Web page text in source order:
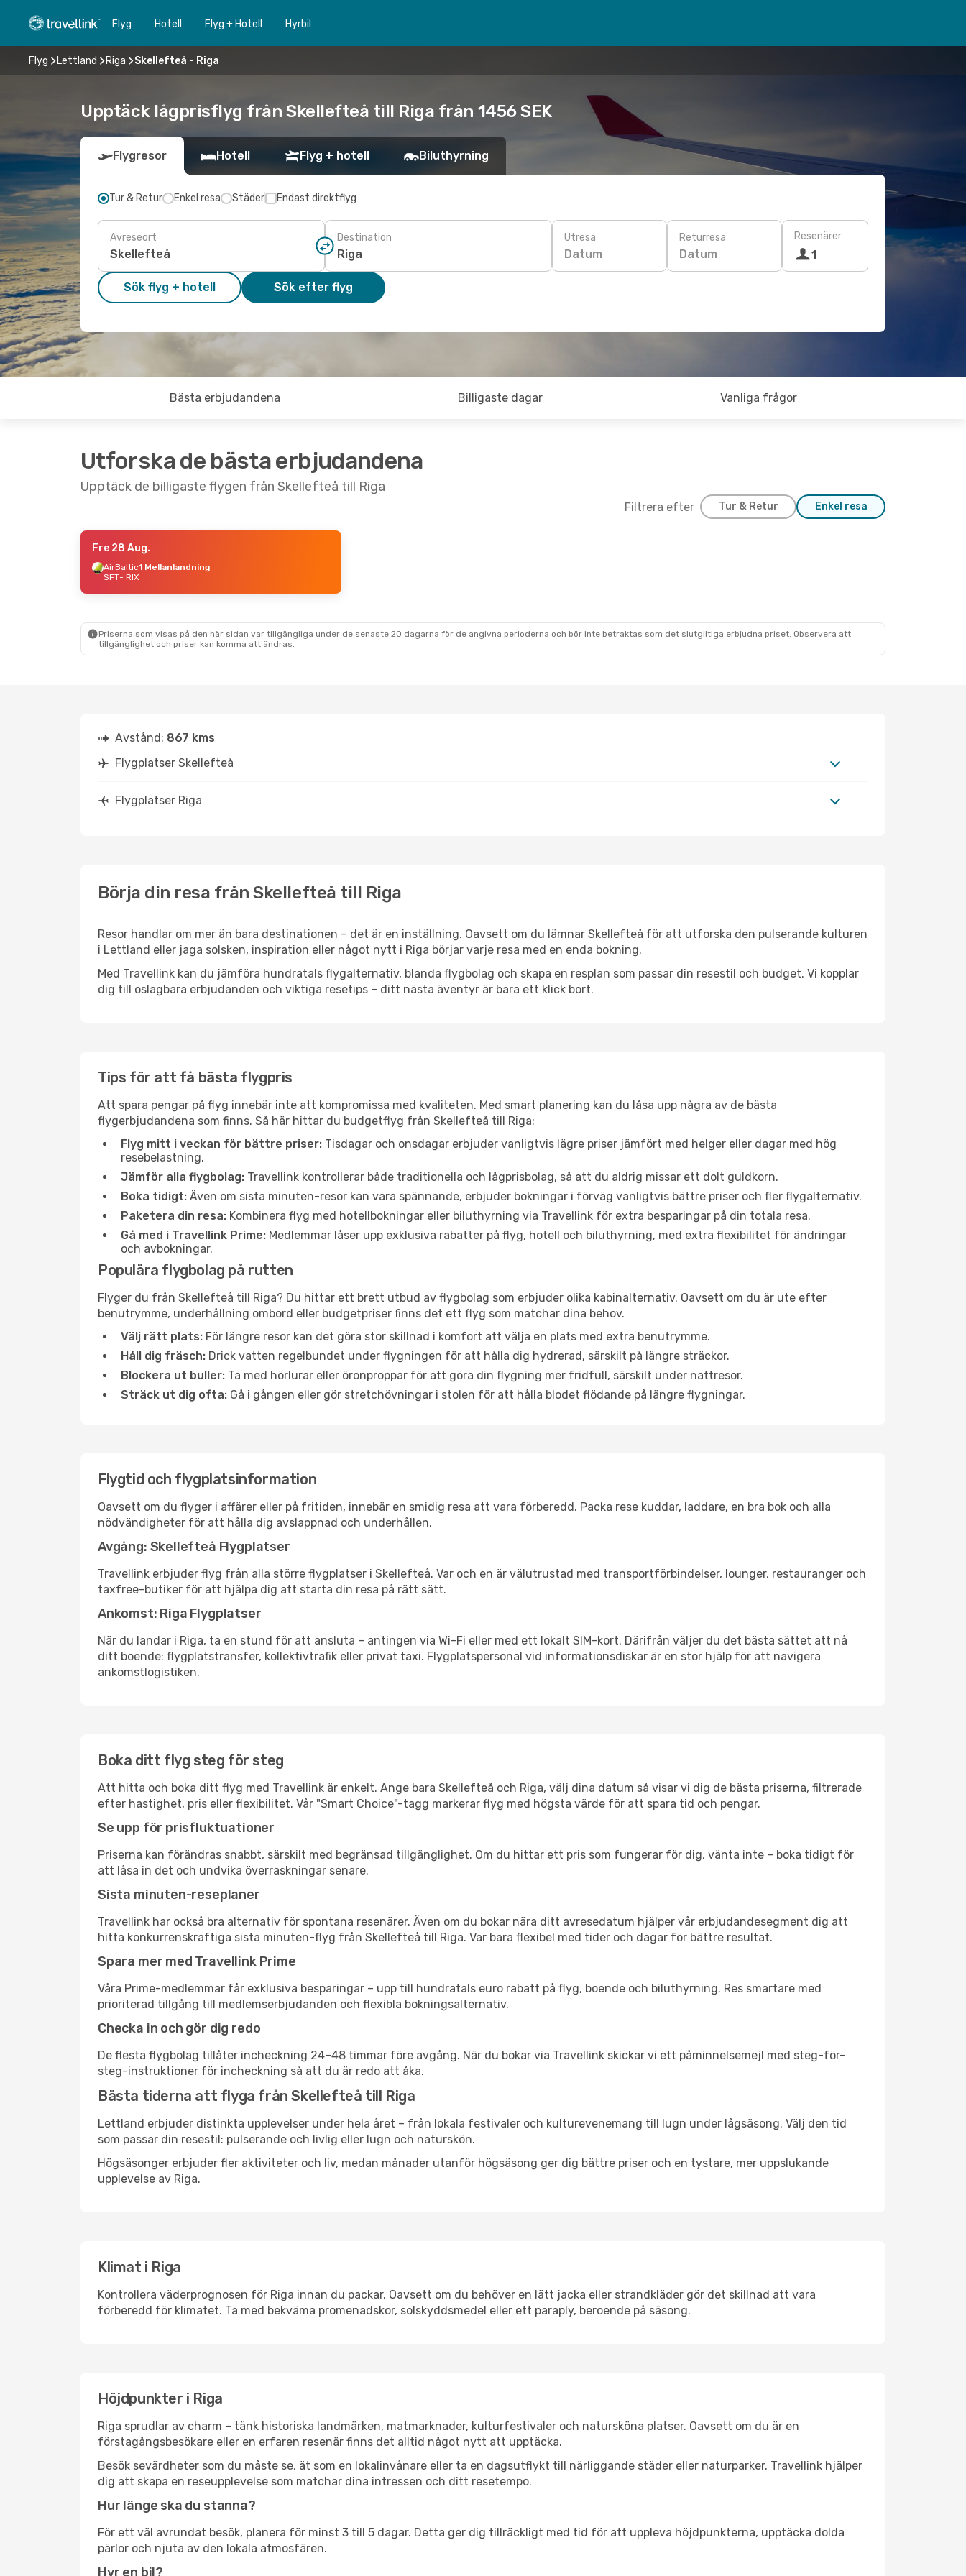
Flyg Hotell Flyg + Hotell Hyrbil
Flyg Lettland Riga Skellefteå - Riga
Upptäck lågprisflyg från Skellefteå till Riga från 1456 SEK
Flygresor Hotell Flyg + hotell Biluthyrning
Tur & Retur Enkel resa Städer Endast direktflyg
Avreseort Destination Utresa
Datum
Returresa
Datum
Resenärer
1
Sök flyg + hotell Sök efter flyg
Bästa erbjudandena Billigaste dagar Vanliga frågor
Utforska de bästa erbjudandena
Upptäck de billigaste flygen från Skellefteå till Riga
Filtrera efter Tur & Retur Enkel resa
- Fre 18 Sep.
Scandinavian Airlines
2 Mellanlandningar
Fre 28 Aug.
AirBaltic1 Mellanlandning
SFT- RIX
Priserna som visas på den här sidan var tillgängliga under de senaste 20 dagarna för de angivna perioderna och bör inte betraktas som det slutgiltiga erbjudna priset. Observera att
tillgänglighet och priser kan komma att ändras.
Avstånd: 867 kms
Flygplatser Skellefteå
Flygplatser Riga
Börja din resa från Skellefteå till Riga
Resor handlar om mer än bara destinationen – det är en inställning. Oavsett om du lämnar Skellefteå för att utforska den pulserande kulturen
i Lettland eller jaga solsken, inspiration eller något nytt i Riga börjar varje resa med en enda bokning.
Med Travellink kan du jämföra hundratals flygalternativ, blanda flygbolag och skapa en resplan som passar din resestil och budget. Vi kopplar
dig till oslagbara erbjudanden och viktiga resetips – ditt nästa äventyr är bara ett klick bort.
Tips för att få bästa flygpris
Att spara pengar på flyg innebär inte att kompromissa med kvaliteten. Med smart planering kan du låsa upp några av de bästa
flygerbjudandena som finns. Så här hittar du budgetflyg från Skellefteå till Riga:
Flyg mitt i veckan för bättre priser: Tisdagar och onsdagar erbjuder vanligtvis lägre priser jämfört med helger eller dagar med hög
resebelastning.
Jämför alla flygbolag: Travellink kontrollerar både traditionella och lågprisbolag, så att du aldrig missar ett dolt guldkorn.
Boka tidigt: Även om sista minuten-resor kan vara spännande, erbjuder bokningar i förväg vanligtvis bättre priser och fler flygalternativ.
Paketera din resa: Kombinera flyg med hotellbokningar eller biluthyrning via Travellink för extra besparingar på din totala resa.
Gå med i Travellink Prime: Medlemmar låser upp exklusiva rabatter på flyg, hotell och biluthyrning, med extra flexibilitet för ändringar
och avbokningar.
Populära flygbolag på rutten
Flyger du från Skellefteå till Riga? Du hittar ett brett utbud av flygbolag som erbjuder olika kabinalternativ. Oavsett om du är ute efter
benutrymme, underhållning ombord eller budgetpriser finns det ett flyg som matchar dina behov.
Välj rätt plats: För längre resor kan det göra stor skillnad i komfort att välja en plats med extra benutrymme.
Håll dig fräsch: Drick vatten regelbundet under flygningen för att hålla dig hydrerad, särskilt på längre sträckor.
Blockera ut buller: Ta med hörlurar eller öronproppar för att göra din flygning mer fridfull, särskilt under nattresor.
Sträck ut dig ofta: Gå i gången eller gör stretchövningar i stolen för att hålla blodet flödande på längre flygningar.
Flygtid och flygplatsinformation
Oavsett om du flyger i affärer eller på fritiden, innebär en smidig resa att vara förberedd. Packa rese kuddar, laddare, en bra bok och alla
nödvändigheter för att hålla dig avslappnad och underhållen.
Avgång: Skellefteå Flygplatser
Travellink erbjuder flyg från alla större flygplatser i Skellefteå. Var och en är välutrustad med transportförbindelser, lounger, restauranger och
taxfree-butiker för att hjälpa dig att starta din resa på rätt sätt.
Ankomst: Riga Flygplatser
När du landar i Riga, ta en stund för att ansluta – antingen via Wi-Fi eller med ett lokalt SIM-kort. Därifrån väljer du det bästa sättet att nå
ditt boende: flygplatstransfer, kollektivtrafik eller privat taxi. Flygplatspersonal vid informationsdiskar är en stor hjälp för att navigera
ankomstlogistiken.
Boka ditt flyg steg för steg
Att hitta och boka ditt flyg med Travellink är enkelt. Ange bara Skellefteå och Riga, välj dina datum så visar vi dig de bästa priserna, filtrerade
efter hastighet, pris eller flexibilitet. Vår "Smart Choice"-tagg markerar flyg med högsta värde för att spara tid och pengar.
Se upp för prisfluktuationer
Priserna kan förändras snabbt, särskilt med begränsad tillgänglighet. Om du hittar ett pris som fungerar för dig, vänta inte – boka tidigt för
att låsa in det och undvika överraskningar senare.
Sista minuten-reseplaner
Travellink har också bra alternativ för spontana resenärer. Även om du bokar nära ditt avresedatum hjälper vår erbjudandesegment dig att
hitta konkurrenskraftiga sista minuten-flyg från Skellefteå till Riga. Var bara flexibel med tider och dagar för bättre resultat.
Spara mer med Travellink Prime
Våra Prime-medlemmar får exklusiva besparingar – upp till hundratals euro rabatt på flyg, boende och biluthyrning. Res smartare med
prioriterad tillgång till medlemserbjudanden och flexibla bokningsalternativ.
Checka in och gör dig redo
De flesta flygbolag tillåter incheckning 24–48 timmar före avgång. När du bokar via Travellink skickar vi ett påminnelsemejl med steg-för-
steg-instruktioner för incheckning så att du är redo att åka.
Bästa tiderna att flyga från Skellefteå till Riga
Lettland erbjuder distinkta upplevelser under hela året – från lokala festivaler och kulturevenemang till lugn under lågsäsong. Välj den tid
som passar din resestil: pulserande och livlig eller lugn och naturskön.
Högsäsonger erbjuder fler aktiviteter och liv, medan månader utanför högsäsong ger dig bättre priser och en tystare, mer uppslukande
upplevelse av Riga.
Klimat i Riga
Kontrollera väderprognosen för Riga innan du packar. Oavsett om du behöver en lätt jacka eller strandkläder gör det skillnad att vara
förberedd för klimatet. Ta med bekväma promenadskor, solskyddsmedel eller ett paraply, beroende på säsong.
Höjdpunkter i Riga
Riga sprudlar av charm – tänk historiska landmärken, matmarknader, kulturfestivaler och natursköna platser. Oavsett om du är en
förstagångsbesökare eller en erfaren resenär finns det alltid något nytt att upptäcka.
Besök sevärdheter som du måste se, ät som en lokalinvånare eller ta en dagsutflykt till närliggande städer eller naturparker. Travellink hjälper
dig att skapa en reseupplevelse som matchar dina intressen och ditt resetempo.
Hur länge ska du stanna?
För ett väl avrundat besök, planera för minst 3 till 5 dagar. Detta ger dig tillräckligt med tid för att uppleva höjdpunkterna, upptäcka dolda
pärlor och njuta av den lokala atmosfären.
Hyr en bil?